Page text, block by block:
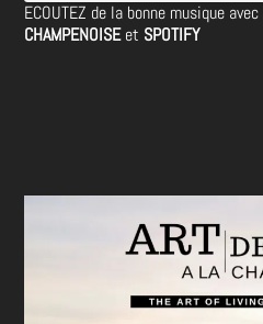
ECOUTEZ de la bonne musique avec
CHAMPENOISEet SPOTIFY